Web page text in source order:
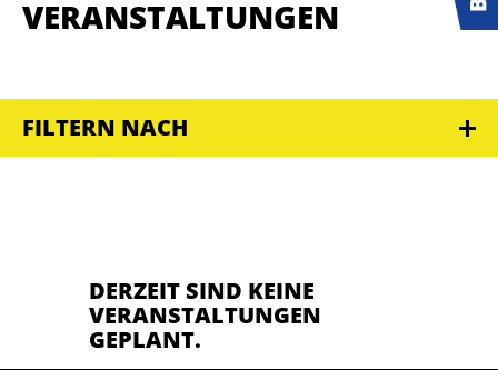
VERANSTALTUNGEN
FILTERN NACH
DERZEIT SIND KEINE
VERANSTALTUNGEN
GEPLANT.